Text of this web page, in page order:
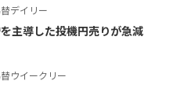
デイリー
を主導した投機円売りが急減
ウイークリー